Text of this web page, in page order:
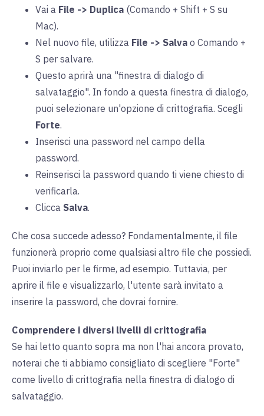
Vai a File -> Duplica (Comando + Shift + S su
Mac).
Nel nuovo file, utilizza File -> Salva o Comando +
S per salvare.
Questo aprirà una "finestra di dialogo di
salvataggio". In fondo a questa finestra di dialogo,
puoi selezionare un'opzione di crittografia. Scegli
Forte.
Inserisci una password nel campo della
password.
Reinserisci la password quando ti viene chiesto di
verificarla.
Clicca Salva.
Che cosa succede adesso? Fondamentalmente, il file
funzionerà proprio come qualsiasi altro file che possiedi.
Puoi inviarlo per le firme, ad esempio. Tuttavia, per
aprire il file e visualizzarlo, l'utente sarà invitato a
inserire la password, che dovrai fornire.
Comprendere i diversi livelli di crittografia
Se hai letto quanto sopra ma non l'hai ancora provato,
noterai che ti abbiamo consigliato di scegliere "Forte"
come livello di crittografia nella finestra di dialogo di
salvataggio.